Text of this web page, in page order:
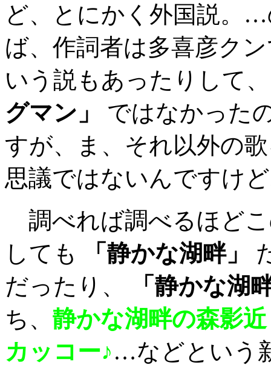
ど、とにかく外国説。
ば、作詞者は多喜彦ク
いう説もあったりして
グマン」
ではなかった
すが、ま、それ以外の
思議ではないんですけ
調べれば調べるほど
しても
「静かな湖畔」
だったり、
「静かな湖
ち、 静かな湖畔の森影
カッコー♪…などという